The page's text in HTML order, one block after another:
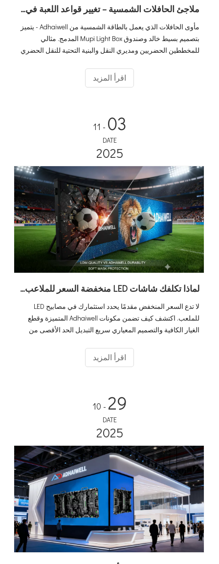
ملاجئ الحافلات الشمسية – تغيير قواعد اللعبة في مجال النقل الحضري
مأوى الحافلات الذي يعمل بالطاقة الشمسية من Adhaiwell - يتميز
بتصميم بسيط خالد وصندوق Mupi Light Box المدمج. مثالي
للمخططين الحضريين ومديري النقل والبنية التحتية للنقل الحضري
اقرأ المزيد
03
- 11
DATE
2025
لماذا تكلفك شاشات LED منخفضة السعر للملاعب أكثر: ميزة قيمة Adhaiwell
لا تدع السعر المنخفض مقدمًا يحدد استثمارك في مصابيح LED
للملعب. اكتشف كيف تضمن مكونات Adhaiwell المتميزة وقطع
الغيار الكافية والتصميم المعياري سريع التبديل الحد الأقصى من
استمرار إيرادات الجهة الراعية وتجربة ما بعد البيع خالية من القلق
لملعب كرة القدم الخاص بك.
اقرأ المزيد
29
- 10
DATE
2025